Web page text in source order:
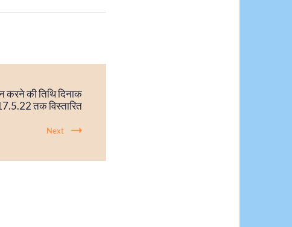
करने की तिथि दिनाक
तक विस्तारित
Next